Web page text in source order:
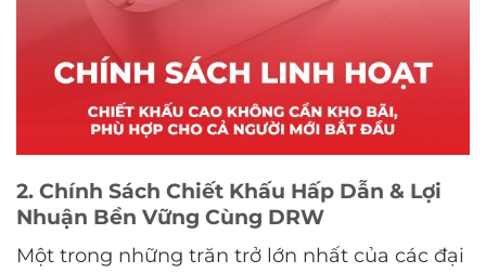
2. Chính Sách Chiết Khấu Hấp Dẫn & Lợi
Nhuận Bền Vững Cùng DRW
Một trong những trăn trở lớn nhất của các đại